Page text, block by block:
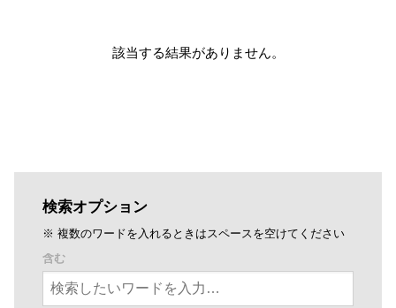
該当する結果がありません。
検索オプション
※ 複数のワードを入れるときはスペースを空けてください
含む